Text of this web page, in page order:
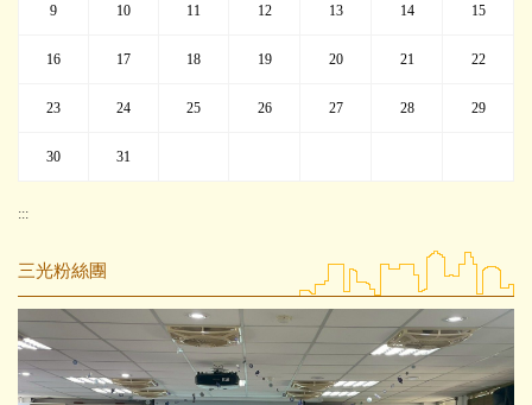
9 10 11 12 13 14 15
16 17 18 19 20 21 22
23 24 25 26 27 28 29
30 31
:::
三光粉絲團